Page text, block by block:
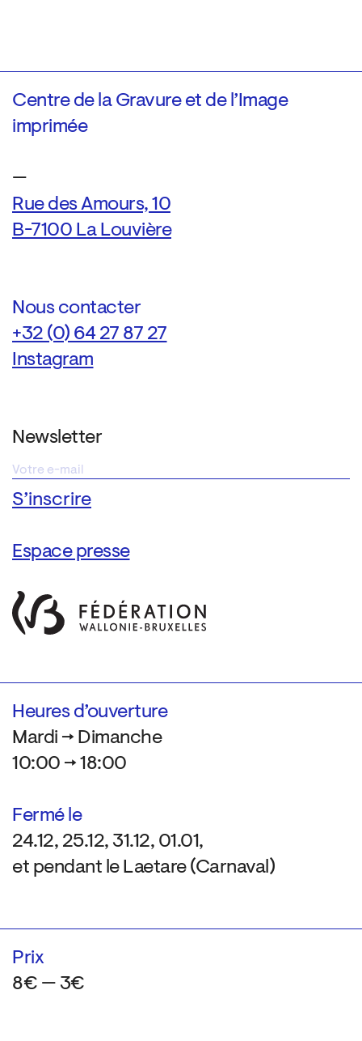
Centre de la Gravure et de l’Image
imprimée
—
Rue des Amours, 10
B-7100 La Louvière
Nous contacter
+32 (0) 64 27 87 27
Instagram
Newsletter
Espace presse
Heures d’ouverture
Mardi → Dimanche
10:00 → 18:00
Fermé le
24.12, 25.12, 31.12, 01.01,
et pendant le Laetare (Carnaval)
Prix
8€ — 3€